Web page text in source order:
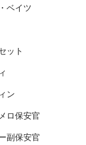
ベイツ
ット
ン
ロ保安官
副保安官